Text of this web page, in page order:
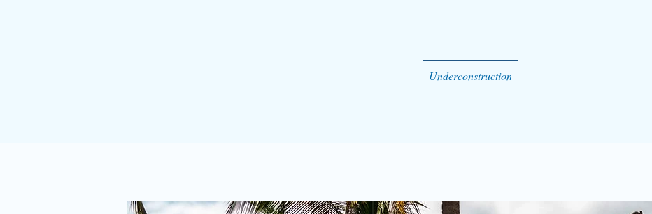
Underconstruction